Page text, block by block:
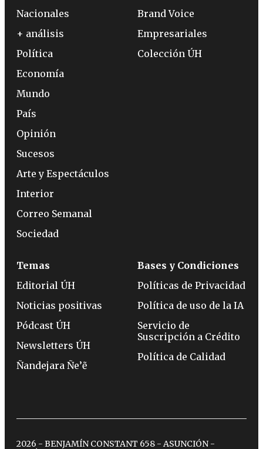
Nacionales
+ análisis
Política
Economía
Mundo
País
Opinión
Sucesos
Arte y Espectáculos
Interior
Correo Semanal
Sociedad
Brand Voice
Empresariales
Colección ÚH
Temas
Editorial ÚH
Noticias positivas
Pódcast ÚH
Newsletters ÚH
Ñandejara Ñe’ẽ
Bases y Condiciones
Políticas de Privacidad
Política de uso de la IA
Servicio de
Suscripción a Crédito
Política de Calidad
2026 - BENJAMÍN CONSTANT 658 - ASUNCIÓN -